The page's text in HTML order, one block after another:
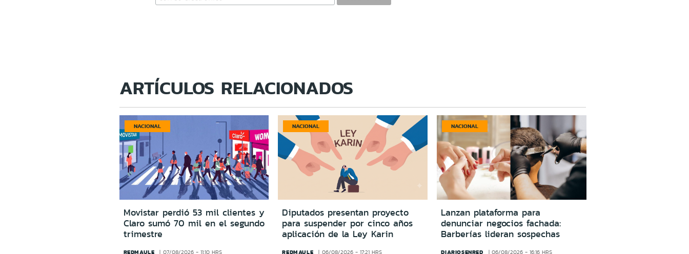
ARTÍCULOS RELACIONADOS
NACIONAL
Movistar perdió 53 mil clientes y
Claro sumó 70 mil en el segundo
trimestre
REDMAULE 07/08/2026 - 11:10 HRS
NACIONAL
Diputados presentan proyecto
para suspender por cinco años
aplicación de la Ley Karin
REDMAULE 06/08/2026 - 17:21 HRS
NACIONAL
Lanzan plataforma para
denunciar negocios fachada:
Barberías lideran sospechas
DIARIOSENRED 06/08/2026 - 16:16 HRS